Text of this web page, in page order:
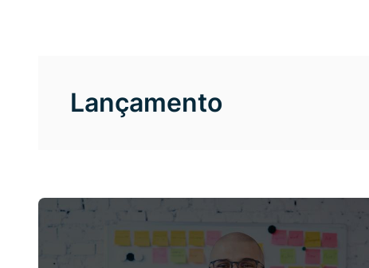
Lançamento